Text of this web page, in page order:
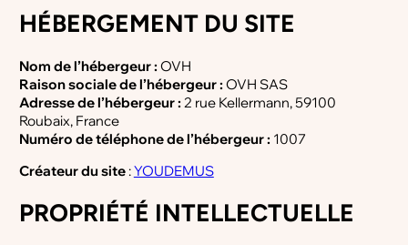
HÉBERGEMENT DU SITE
Nom de l’hébergeur :OVH
Raison sociale de l’hébergeur :OVH SAS
Adresse de l’hébergeur :2 rue Kellermann, 59100
Roubaix, France
Numéro de téléphone de l’hébergeur :1007
Créateur du site:YOUDEMUS
PROPRIÉTÉ INTELLECTUELLE